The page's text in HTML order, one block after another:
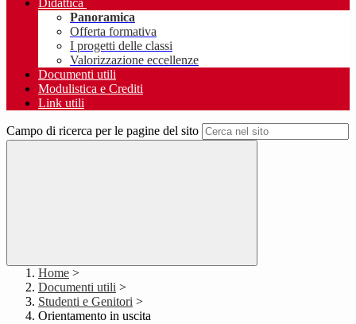
Didattica
Panoramica
Offerta formativa
I progetti delle classi
Valorizzazione eccellenze
Documenti utili
Modulistica e Crediti
Link utili
Campo di ricerca per le pagine del sito
Home >
Documenti utili >
Studenti e Genitori >
Orientamento in uscita